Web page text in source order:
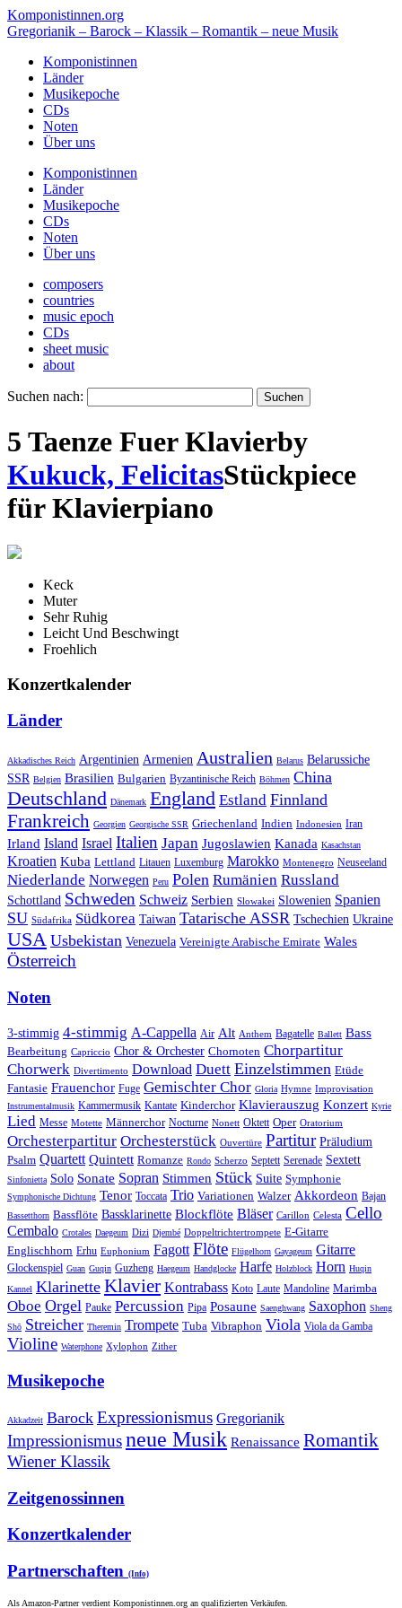
Komponistinnen.org
Gregorianik – Barock – Klassik – Romantik – neue Musik
Komponistinnen
Länder
Musikepoche
CDs
Noten
Über uns
Komponistinnen
Länder
Musikepoche
CDs
Noten
Über uns
composers
countries
music epoch
CDs
sheet music
about
Suchen nach:
5 Taenze Fuer Klavierby
Kukuck, FelicitasStückpiece
fürKlavierpiano
Keck
Muter
Sehr Ruhig
Leicht Und Beschwingt
Froehlich
Konzertkalender
Länder
Akkadisches Reich Argentinien Armenien Australien Belarus Belarussiche
SSR Belgien Brasilien Bulgarien Byzantinische Reich Böhmen China
Deutschland Dänemark England Estland Finnland
Frankreich Georgien Georgische SSR Griechenland Indien Indonesien Iran
Irland Island Israel Italien Japan Jugoslawien Kanada Kasachstan
Kroatien Kuba Lettland Litauen Luxemburg Marokko Montenegro Neuseeland
Niederlande Norwegen Peru Polen Rumänien Russland
Schottland Schweden Schweiz Serbien Slowakei Slowenien Spanien
SU Südafrika Südkorea Taiwan Tatarische ASSR Tschechien Ukraine
USA Usbekistan Venezuela Vereinigte Arabische Emirate Wales
Österreich
Noten
3-stimmig 4-stimmig A-Cappella Air Alt Anthem Bagatelle Ballett Bass
Bearbeitung Capriccio Chor & Orchester Chornoten Chorpartitur
Chorwerk Divertimento Download Duett Einzelstimmen Etüde
Fantasie Frauenchor Fuge Gemischter Chor Gloria Hymne Improvisation
Instrumentalmusik Kammermusik Kantate Kinderchor Klavierauszug Konzert Kyrie
Lied Messe Motette Männerchor Nocturne Nonett Oktett Oper Oratorium
Orchesterpartitur Orchesterstück Ouvertüre Partitur Präludium
Psalm Quartett Quintett Romanze Rondo Scherzo Septett Serenade Sextett
Sinfonietta Solo Sonate Sopran Stimmen Stück Suite Symphonie
Symphonische Dichtung Tenor Toccata Trio Variationen Walzer Akkordeon Bajan
Bassetthorn Bassflöte Bassklarinette Blockflöte Bläser Carillon Celesta Cello
Cembalo Crotales Daegeum Dizi Djembé Doppeltrichtertrompete E-Gitarre
Englischhorn Erhu Euphonium Fagott Flöte Flügelhorn Gayageum Gitarre
Glockenspiel Guan Guqin Guzheng Haegeum Handglocke Harfe Holzblock Horn Huqin
Kannel Klarinette Klavier Kontrabass Koto Laute Mandoline Marimba
Oboe Orgel Pauke Percussion Pipa Posaune Saenghwang Saxophon Sheng
Shō Streicher Theremin Trompete Tuba Vibraphon Viola Viola da Gamba
Violine Waterphone Xylophon Zither
Musikepoche
Akkadzeit Barock Expressionismus Gregorianik
Impressionismusneue Musik Renaissance Romantik
Wiener Klassik
Zeitgenossinnen
Konzertkalender
Partnerschaften (Info)
Als Amazon-Partner verdient Komponistinnen.org an qualifizierten Verkäufen.